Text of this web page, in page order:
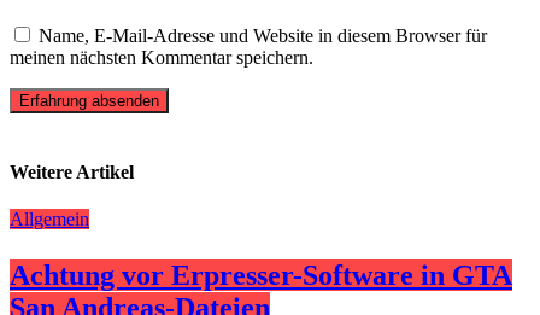
Name, E-Mail-Adresse und Website in diesem Browser für
meinen nächsten Kommentar speichern.
Erfahrung absenden
Weitere Artikel
Allgemein
Achtung vor Erpresser-Software in GTA
San Andreas-Dateien